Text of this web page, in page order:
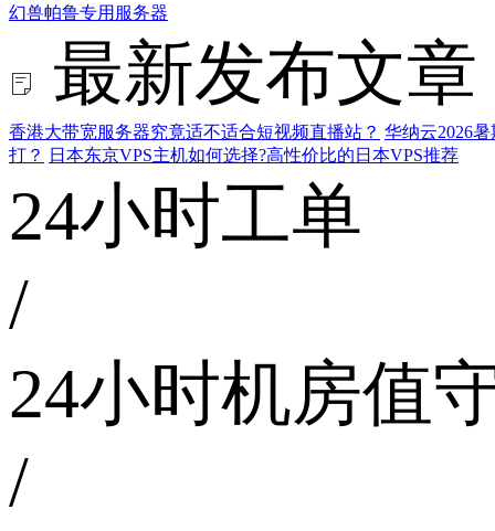
幻兽帕鲁专用服务器
最新发布文章
香港大带宽服务器究竟适不适合短视频直播站？ 华纳云2026
打？
日本东京VPS主机如何选择?高性价比的日本VPS推荐
24小时工单
/
24小时机房值
/